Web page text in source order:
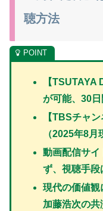
聴方法
【
が可能、30
【TBSチャ
（2025年8月
動画配信サイ
ず、視聴手段
現代の価値観
加藤浩次の共